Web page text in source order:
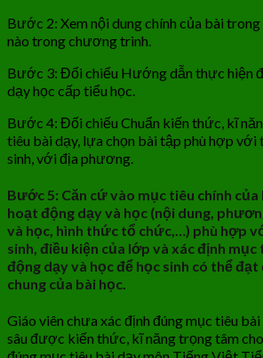
Bước 2: Xem nội dung chính của bài
nào trong chương trình.
Bước 3: Đối chiếu Hướng dẫn thực hiện
dạy học cấp tiểu học.
Bước 4: Đối chiếu Chuẩn kiến thức, kĩ
tiêu bài dạy, lựa chọn bài tập phù hợp với
sinh, với địa phương.
Bước 5: Căn cứ vào mục tiêu chính của
hoạt động dạy và học (nội dung,
và học, hình thức tổ chức,…) phù hợp
sinh, điều kiện của lớp và xác định
động dạy và học để học sinh có thể
chung của bài học.
Giáo viên chưa xác định đúng mục tiêu
sâu được kiến thức, kĩ năng trọng tâm cho